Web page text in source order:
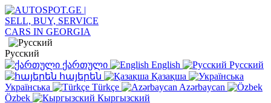
Русский
ქართული
English
Русский
հայերեն
Қазақша
Українська
Türkçe
Azərbaycan
Özbek
Кыргызский